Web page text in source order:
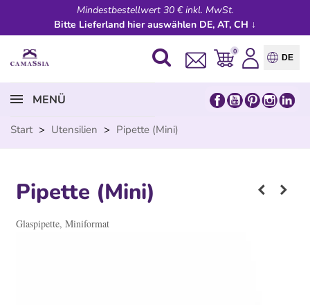
Mindestbestellwert 30 € inkl. MwSt.
Bitte Lieferland hier auswählen DE, AT, CH ↓
0
DE
MENÜ
Start > Utensilien > Pipette (Mini)
Pipette (Mini)
Glaspipette, Miniformat